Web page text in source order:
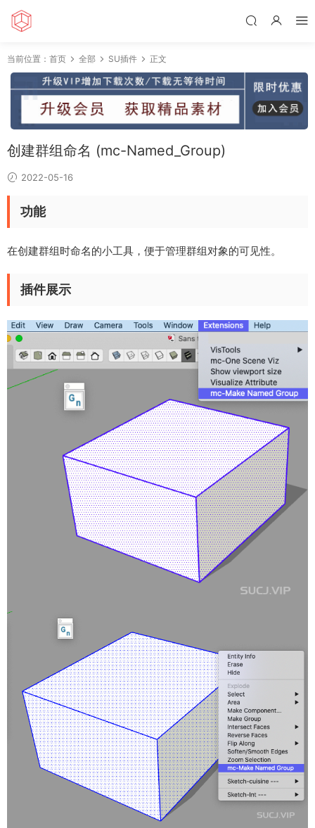
当前位置： 首页 全部 SU插件 正文
创建群组命名 (mc-Named_Group)
2022-05-16
功能
在创建群组时命名的小工具，便于管理群组对象的可见性。
插件展示